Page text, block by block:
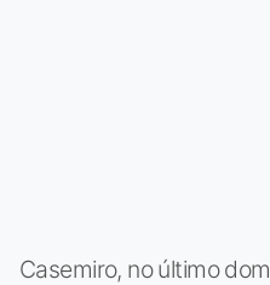
Casemiro, no último